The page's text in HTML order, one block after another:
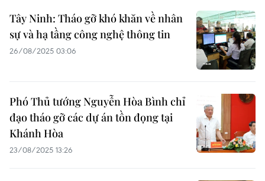
Tây Ninh: Tháo gỡ khó khăn về nhân
sự và hạ tầng công nghệ thông tin
26/08/2025 03:06
Phó Thủ tướng Nguyễn Hòa Bình chỉ
đạo tháo gỡ các dự án tồn đọng tại
Khánh Hòa
23/08/2025 13:26